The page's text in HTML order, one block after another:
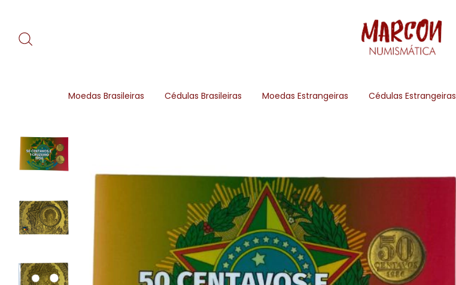
Moedas Brasileiras Cédulas Brasileiras Moedas Estrangeiras Cédulas Estrangeiras